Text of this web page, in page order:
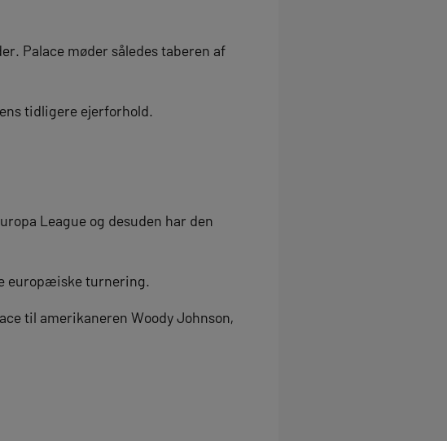
Palace møder således taberen af
tidligere ejerforhold.
League og desuden har den
europæiske turnering.
til amerikaneren Woody Johnson,